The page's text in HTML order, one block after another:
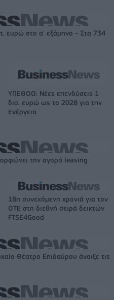
ευρώ στο α' εξάμηνο – Στα 734
ΥΠΕΘΟΟ: Νέες επενδύσεις 1
δισ. ευρώ ως το 2028 για την
Ενέργεια
την αγορά leasing
18η συνεχόμενη χρονιά για τον
ΟΤΕ στη διεθνή σειρά δεικτών
FTSE4Good
Θέατρο Επιδαύρου άνοιξε τις